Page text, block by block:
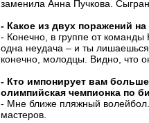
заменила Анна Пучкова.
- Какое из двух поражений
- Конечно, в группе от команды
одна неудача – и ты
конечно, молодцы. Видно, что
- Кто импонирует вам
олимпийская чемпионка по
- Мне ближе пляжный волейбол.
мастеров.